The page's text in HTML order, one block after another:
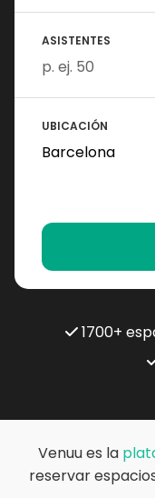
ASISTENTES
UBICACIÓN
1700+
Venuu es la
reservar